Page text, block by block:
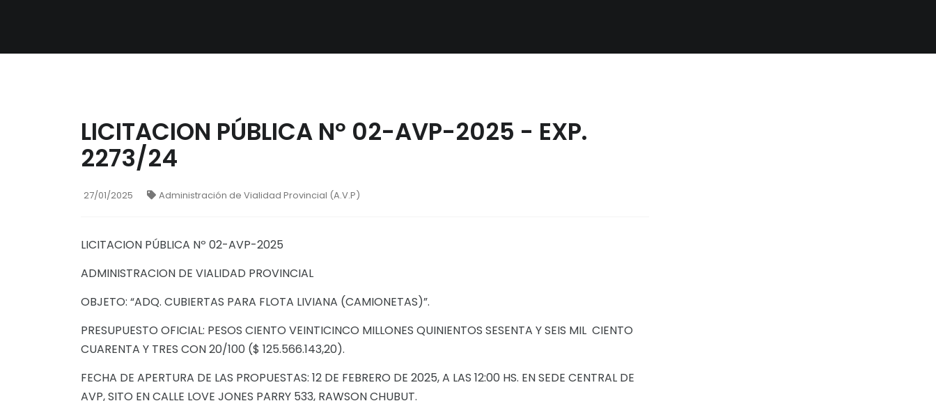
LICITACION PÚBLICA Nº 02-AVP-2025 - EXP.
2273/24
27/01/2025 Administración de Vialidad Provincial (A.V.P)
LICITACION PÚBLICA Nº 02-AVP-2025
ADMINISTRACION DE VIALIDAD PROVINCIAL
OBJETO: “ADQ. CUBIERTAS PARA FLOTA LIVIANA (CAMIONETAS)”.
PRESUPUESTO OFICIAL: PESOS CIENTO VEINTICINCO MILLONES QUINIENTOS SESENTA Y SEIS MIL CIENTO
CUARENTA Y TRES CON 20/100 ($ 125.566.143,20).
FECHA DE APERTURA DE LAS PROPUESTAS: 12 DE FEBRERO DE 2025, A LAS 12:00 HS. EN SEDE CENTRAL DE
AVP, SITO EN CALLE LOVE JONES PARRY 533, RAWSON CHUBUT.